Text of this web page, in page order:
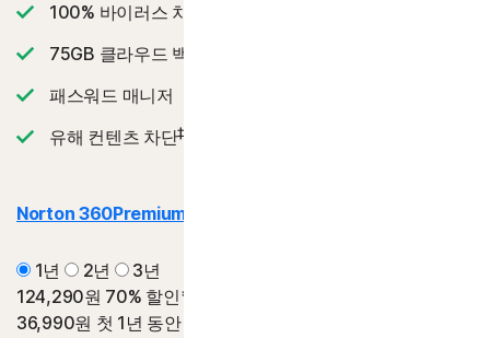
100% 바이러스 차단 보증
75GB 클라우드 백업
패스워드 매니저
유해 컨텐츠 차단‡
Norton 360Premium | 프리미엄
1년 2년
3년
124,290원 70% 할인*
36,990원 첫 1년 동안